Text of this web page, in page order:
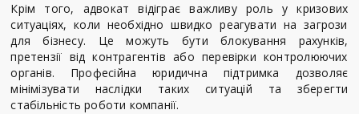
Крім того, адвокат відіграє важливу роль у кризових
ситуаціях, коли необхідно швидко реагувати на загрози
для бізнесу. Це можуть бути блокування рахунків,
претензії від контрагентів або перевірки контролюючих
органів. Професійна юридична підтримка дозволяє
мінімізувати наслідки таких ситуацій та зберегти
стабільність роботи компанії.